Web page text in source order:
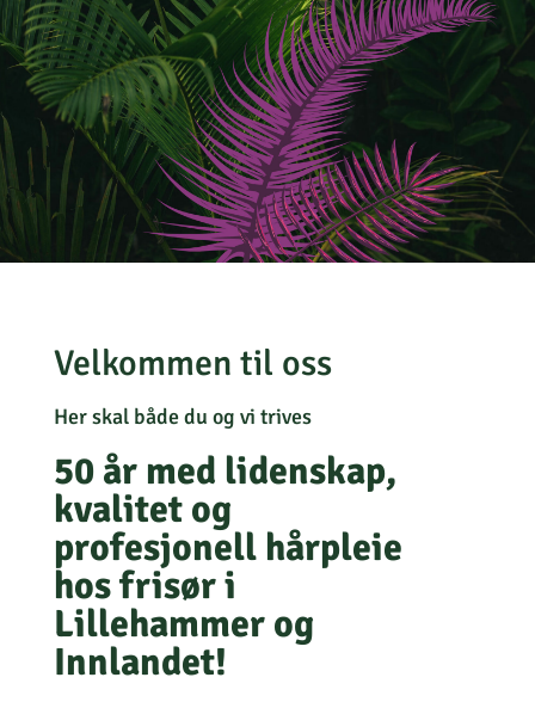
Velkommen til oss
Her skal både du og vi trives
50 år med lidenskap,
kvalitet og
profesjonell hårpleie
hos frisør i
Lillehammer og
Innlandet!